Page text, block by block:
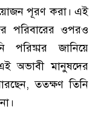
পূরণ করা। এই
পরিবারের ওপরও
জানিয়ে
অভাবী মানুষদের
ততক্ষণ তিনি